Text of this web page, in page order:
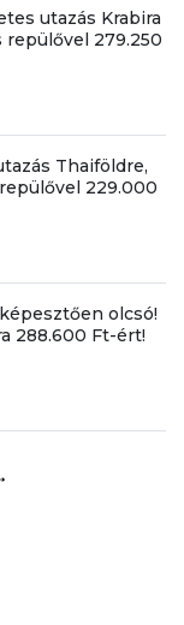
utazás Krabira
repülővel 279.250
Thaiföldre,
229.000
olcsó!
288.600 Ft-ért!